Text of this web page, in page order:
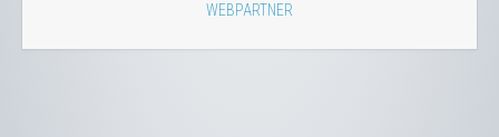
WEBPARTNER